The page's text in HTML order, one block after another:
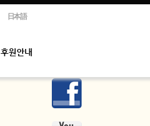
日本語
후원안내